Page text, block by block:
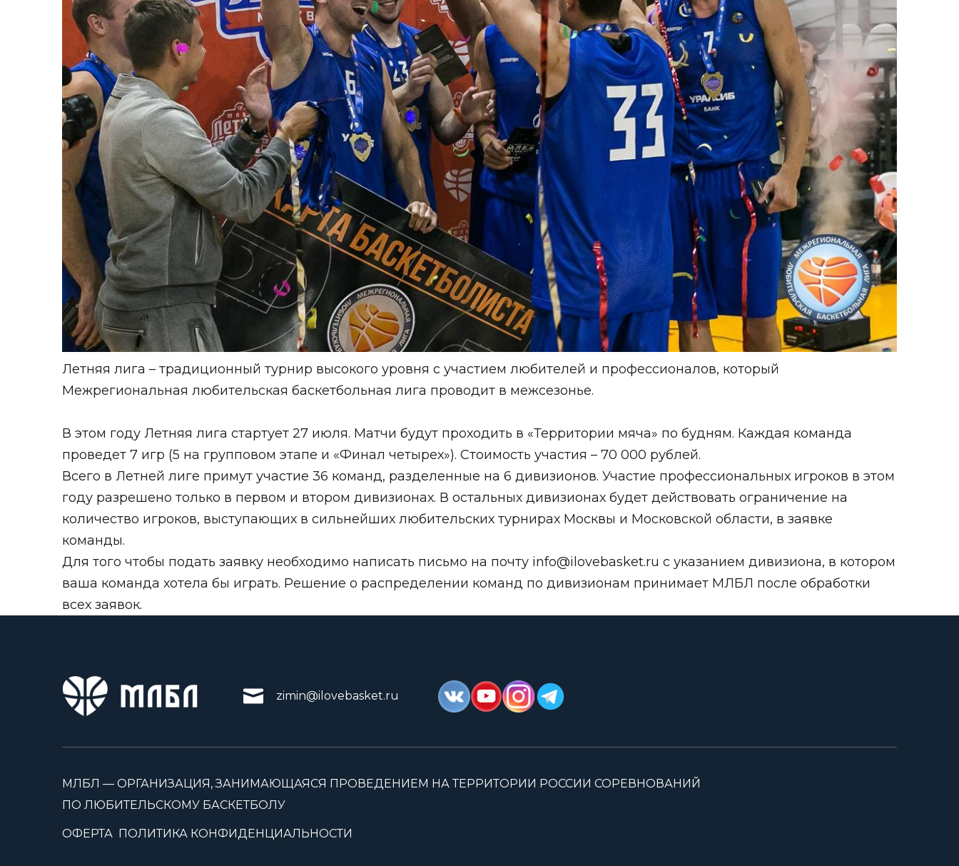
Летняя лига – традиционный турнир высокого уровня с участием любителей и профессионалов, который
Межрегиональная любительская баскетбольная лига проводит в межсезонье.
В этом году Летняя лига стартует 27 июля. Матчи будут проходить в «Территории мяча» по будням. Каждая команда
проведет 7 игр (5 на групповом этапе и «Финал четырех»). Стоимость участия – 70 000 рублей.
Всего в Летней лиге примут участие 36 команд, разделенные на 6 дивизионов. Участие профессиональных игроков в этом
году разрешено только в первом и втором дивизионах. В остальных дивизионах будет действовать ограничение на
количество игроков, выступающих в сильнейших любительских турнирах Москвы и Московской области, в заявке
команды.
Для того чтобы подать заявку необходимо написать письмо на почту info@ilovebasket.ru с указанием дивизиона, в котором
ваша команда хотела бы играть. Решение о распределении команд по дивизионам принимает МЛБЛ после обработки
всех заявок.
zimin@ilovebasket.ru
МЛБЛ — ОРГАНИЗАЦИЯ, ЗАНИМАЮЩАЯСЯ ПРОВЕДЕНИЕМ НА ТЕРРИТОРИИ РОССИИ СОРЕВНОВАНИЙ
ПО ЛЮБИТЕЛЬСКОМУ БАСКЕТБОЛУ
ОФЕРТА ПОЛИТИКА КОНФИДЕНЦИАЛЬНОСТИ